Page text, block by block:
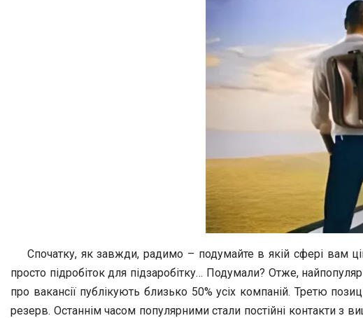
Спочатку, як завжди, радимо – подумайте в якій сфері вам
просто підробіток для підзаробітку… Подумали? Отже,
про вакансії публікують близько 50% усіх компаній. Третю
резерв. Останнім часом популярними стали постійні контакти з